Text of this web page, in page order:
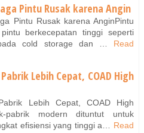
Pintu Rusak karena Angin
Pintu Rusak karena AnginPintu
berkecepatan tinggi seperti
cold storage dan …
Read
Lebih Cepat, COAD High
Lebih Cepat, COAD High
pabrik modern dituntut untuk
efisiensi yang tinggi a…
Read